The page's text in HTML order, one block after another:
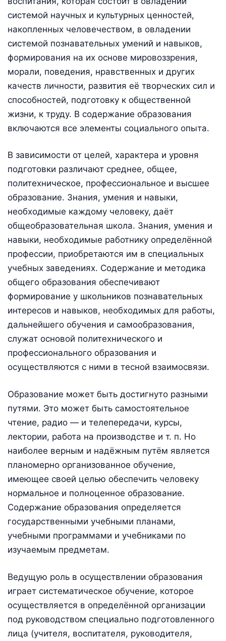
системой научных и культурных ценностей,
накопленных человечеством, в овладении
системой познавательных умений и навыков,
формирования на их основе мировоззрения,
морали, поведения, нравственных и других
качеств личности, развития её творческих сил и
способностей, подготовку к общественной
жизни, к труду. В содержание образования
включаются все элементы социального опыта.
В зависимости от целей, характера и уровня
подготовки различают среднее, общее,
политехническое, профессиональное и высшее
образование. Знания, умения и навыки,
необходимые каждому человеку, даёт
общеобразовательная школа. Знания, умения и
навыки, необходимые работнику определённой
профессии, приобретаются им в специальных
учебных заведениях. Содержание и методика
общего образования обеспечивают
формирование у школьников познавательных
интересов и навыков, необходимых для работы,
дальнейшего обучения и самообразования,
служат основой политехнического и
профессионального образования и
осуществляются с ними в тесной взаимосвязи.
Образование может быть достигнуто разными
путями. Это может быть самостоятельное
чтение, радио — и телепередачи, курсы,
лектории, работа на производстве и т. п. Но
наиболее верным и надёжным путём является
планомерно организованное обучение,
имеющее своей целью обеспечить человеку
нормальное и полноценное образование.
Содержание образования определяется
государственными учебными планами,
учебными программами и учебниками по
изучаемым предметам.
Ведущую роль в осуществлении образования
играет систематическое обучение, которое
осуществляется в определённой организации
под руководством специально подготовленного
лица (учителя, воспитателя, руководителя,